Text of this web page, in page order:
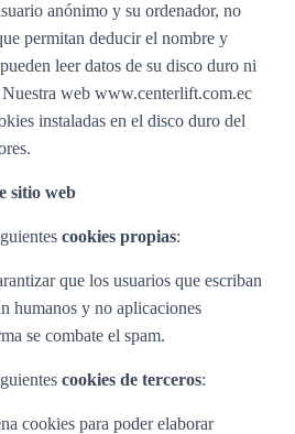
anónimo y su ordenador, no
permitan deducir el nombre y
leer datos de su disco duro ni
web www.centerlift.com.ec
instaladas en el disco duro del
sitio web
cookies propias:
que los usuarios que escriban
humanos y no aplicaciones
se combate el spam.
cookies de terceros:
cookies para poder elaborar